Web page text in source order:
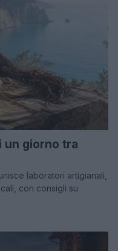
un giorno tra
laboratori artigianali,
con consigli su